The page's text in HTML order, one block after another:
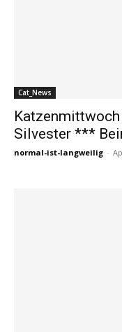
Cat_News
Silvester ***
normal-ist-langweilig -